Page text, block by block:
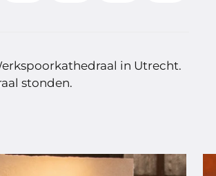
in Utrecht.
stonden.